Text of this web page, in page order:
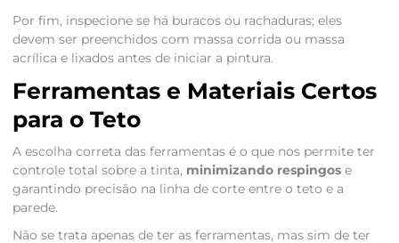
Por fim, inspecione se há buracos ou rachaduras; eles
devem ser preenchidos com massa corrida ou massa
acrílica e lixados antes de iniciar a pintura.
Ferramentas e Materiais Certos
para o Teto
A escolha correta das ferramentas é o que nos permite ter
controle total sobre a tinta, minimizando respingose
garantindo precisão na linha de corte entre o teto e a
parede.
Não se trata apenas de ter as ferramentas, mas sim de ter